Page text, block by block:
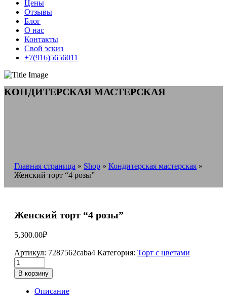
Цены
Отзывы
Блог
О нас
Контакты
Свой эскиз
+7(916)5656011
КОНДИТЕРСКАЯ МАСТЕРСКАЯ
Главная страница » Shop » Кондитерская мастерская »
Женский торт “4 розы”
Женский торт “4 розы”
5,300.00₽
Артикул: 7287562caba4 Категория: Торт с цветами
В корзину
Описание